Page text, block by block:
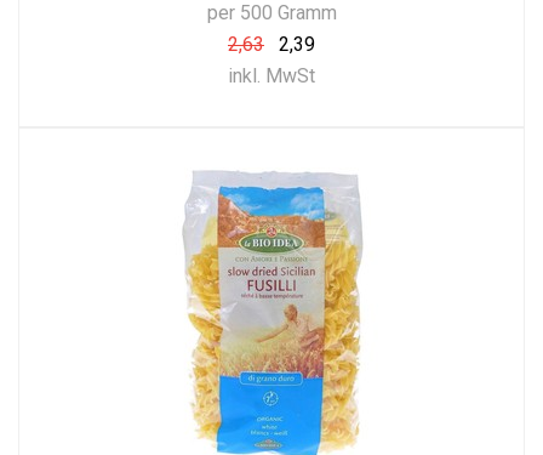
per 500 Gramm
2,63
2,39
inkl. MwSt